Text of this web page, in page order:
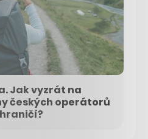
Jak vyzrát na
českých operátorů